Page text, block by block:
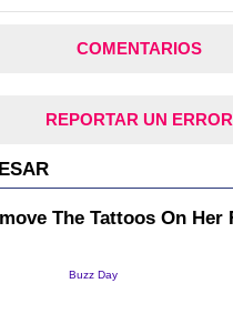
COMENTARIOS
REPORTAR UN ERROR